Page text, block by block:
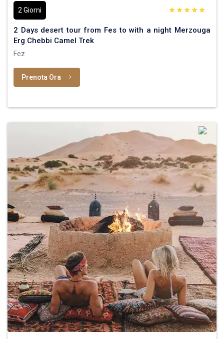
2 Giorni
2 Days desert tour from Fes to with a night Merzouga
Erg Chebbi Camel Trek
Fez
Prenota Ora